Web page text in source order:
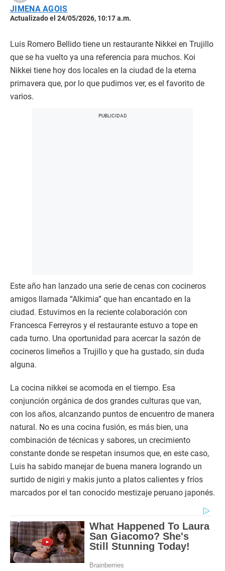
JIMENA AGOIS
Actualizado el 24/05/2026, 10:17 a.m.
Luis Romero Bellido tiene un restaurante Nikkei en Trujillo
que se ha vuelto ya una referencia para muchos. Koi
Nikkei tiene hoy dos locales en la ciudad de la eterna
primavera que, por lo que pudimos ver, es el favorito de
varios.
Este año han lanzado una serie de cenas con cocineros
amigos llamada “Alkimia” que han encantado en la
ciudad. Estuvimos en la reciente colaboración con
Francesca Ferreyros y el restaurante estuvo a tope en
cada turno. Una oportunidad para acercar la sazón de
cocineros limeños a Trujillo y que ha gustado, sin duda
alguna.
La cocina nikkei se acomoda en el tiempo. Esa
conjunción orgánica de dos grandes culturas que van,
con los años, alcanzando puntos de encuentro de manera
natural. No es una cocina fusión, es más bien, una
combinación de técnicas y sabores, un crecimiento
constante donde se respetan insumos que, en este caso,
Luis ha sabido manejar de buena manera logrando un
surtido de nigiri y makis junto a platos calientes y fríos
marcados por el tan conocido mestizaje peruano japonés.